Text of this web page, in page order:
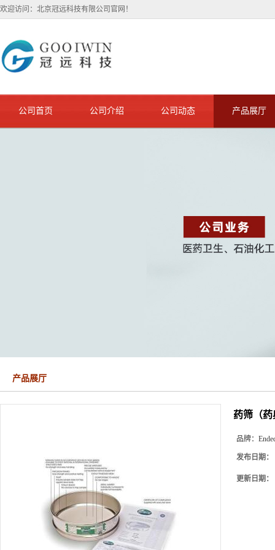
欢迎访问：北京冠远科技有限公司官网！
公司首页 公司介绍 公司动态 产品展厅
产品展厅
药筛（
品牌：
发布日期：
更新日期：